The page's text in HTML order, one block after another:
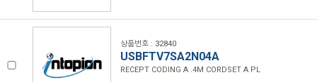
상품번호 : 32840
USBFTV7SA2N04A
RECEPT CODING A .4M CORDSET A PL